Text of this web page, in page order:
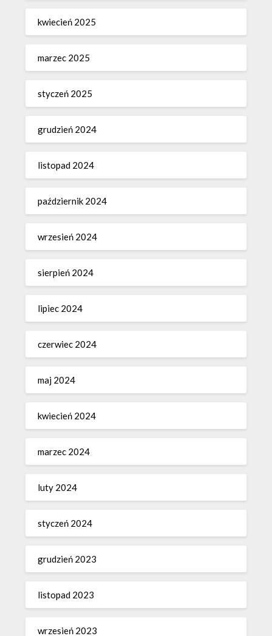
kwiecień 2025
marzec 2025
styczeń 2025
grudzień 2024
listopad 2024
październik 2024
wrzesień 2024
sierpień 2024
lipiec 2024
czerwiec 2024
maj 2024
kwiecień 2024
marzec 2024
luty 2024
styczeń 2024
grudzień 2023
listopad 2023
wrzesień 2023